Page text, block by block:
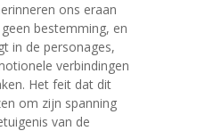
ons eraan
bestemming, en
in de personages,
verbindingen
Het feit dat dit
om zijn spanning
van de